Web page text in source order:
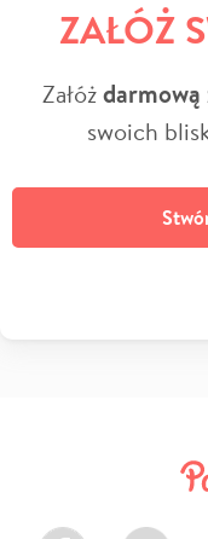
ZAŁÓŻ
Załóżdarmową
swoich